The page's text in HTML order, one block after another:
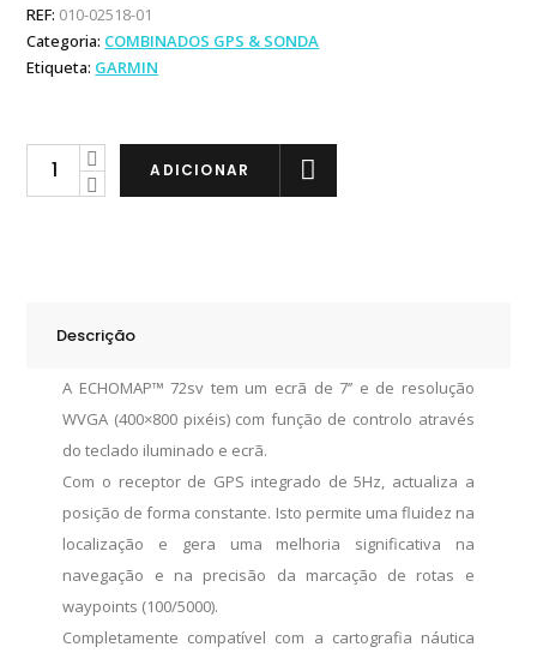
REF: 010-02518-01
Categoria: COMBINADOS GPS & SONDA
Etiqueta: GARMIN
Garmin
ECHOMAP
ADICIONAR
Descrição
A ECHOMAP™ 72sv tem um ecrã de 7’’ e de resolução
WVGA (400×800 pixéis) com função de controlo através
do teclado iluminado e ecrã.
Com o receptor de GPS integrado de 5Hz, actualiza a
posição de forma constante. Isto permite uma fluidez na
localização e gera uma melhoria significativa na
navegação e na precisão da marcação de rotas e
waypoints (100/5000).
Completamente compatível com a cartografia náutica